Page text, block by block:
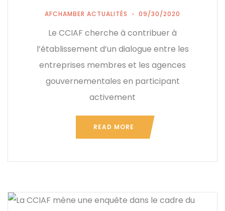
AFCHAMBER ACTUALITÉS 09/30/2020
Le CCIAF cherche à contribuer à
l’établissement d’un dialogue entre les
entreprises membres et les agences
gouvernementales en participant
activement
READ MORE